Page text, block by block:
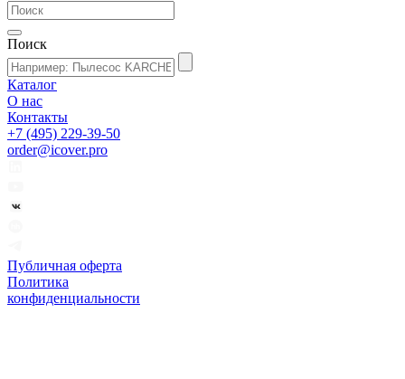
Поиск
Каталог
О нас
Контакты
+7 (495) 229-39-50
order@icover.pro
Публичная оферта
Политика
конфиденциальности